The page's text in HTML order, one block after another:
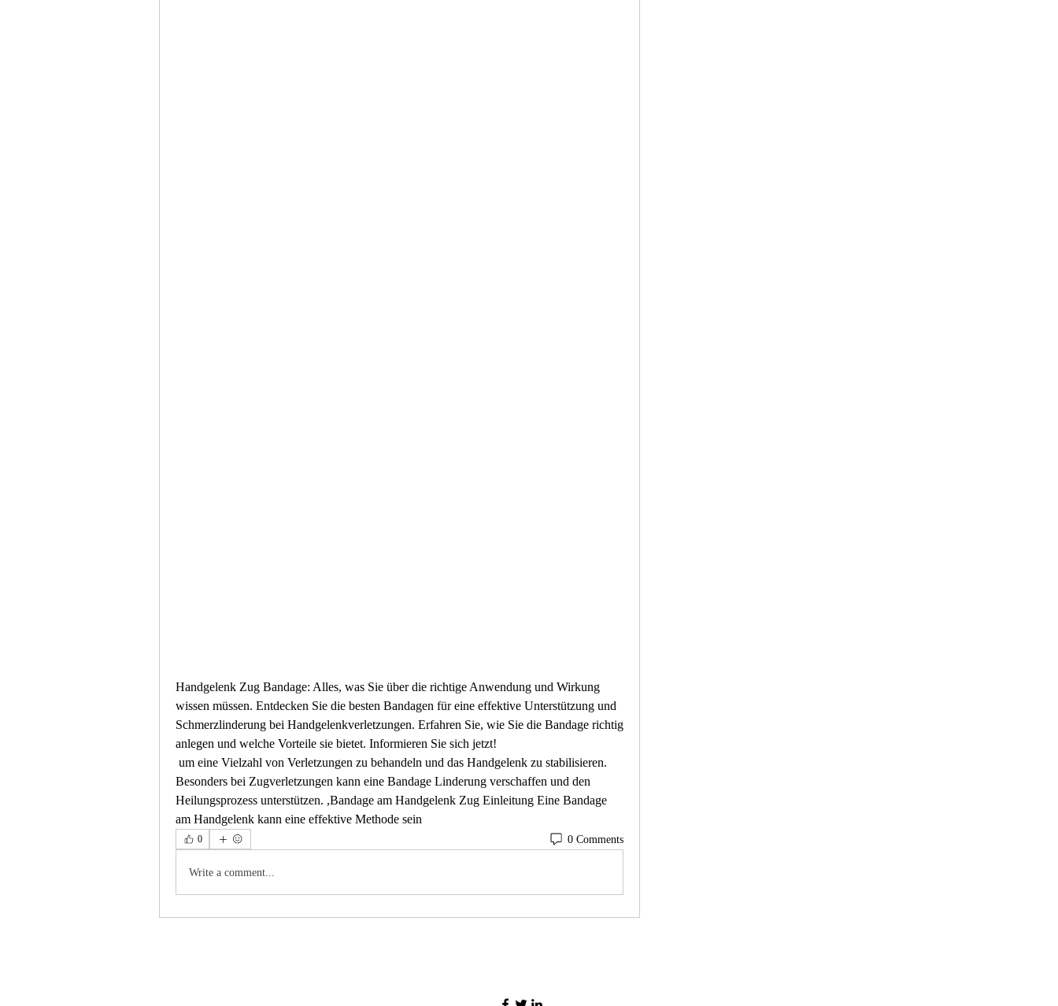
Handgelenk Zug Bandage: Alles, was Sie über die richtige Anwendung und Wirkung
wissen müssen. Entdecken Sie die besten Bandagen für eine effektive Unterstützung und
Schmerzlinderung bei Handgelenkverletzungen. Erfahren Sie, wie Sie die Bandage richtig
anlegen und welche Vorteile sie bietet. Informieren Sie sich jetzt!
Besonders bei Zugverletzungen kann eine Bandage Linderung verschaffen und den
Heilungsprozess unterstützen. ,Bandage am Handgelenk Zug Einleitung Eine Bandage
am Handgelenk kann eine effektive Methode sein
0 0 Comments
Write a comment...